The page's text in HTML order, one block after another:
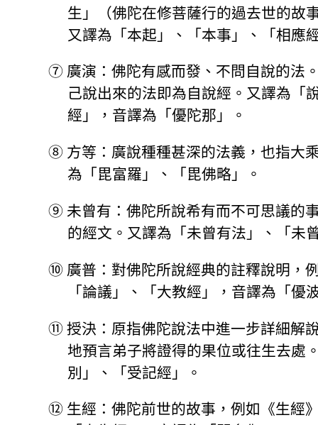
生」（佛陀在修菩薩行的過去世的故
又譯為「本起」、「本事」、「相應
⑦ 廣演：佛陀有感而發、不問自說的法
己說出來的法即為自說經。又譯為「
經」，音譯為「優陀那」。
⑧ 方等：廣說種種甚深的法義，也指大
為「毘富羅」、「毘佛略」。
⑨ 未曾有：佛陀所說希有而不可思議的
的經文。又譯為「未曾有法」、「未
⑩ 廣普：對佛陀所說經典的註釋說明，
「論議」、「大教經」，音譯為「優
⑪ 授決：原指佛陀說法中進一步詳細解
地預言弟子將證得的果位或往生去處
別」、「受記經」。
⑫ 生經：佛陀前世的故事，例如《生經